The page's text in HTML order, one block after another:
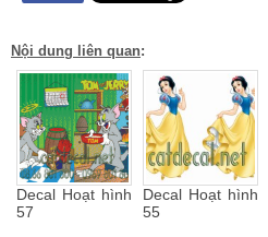
Nội dung liên quan:
Decal Hoạt hình
57
Decal Hoạt hình
55